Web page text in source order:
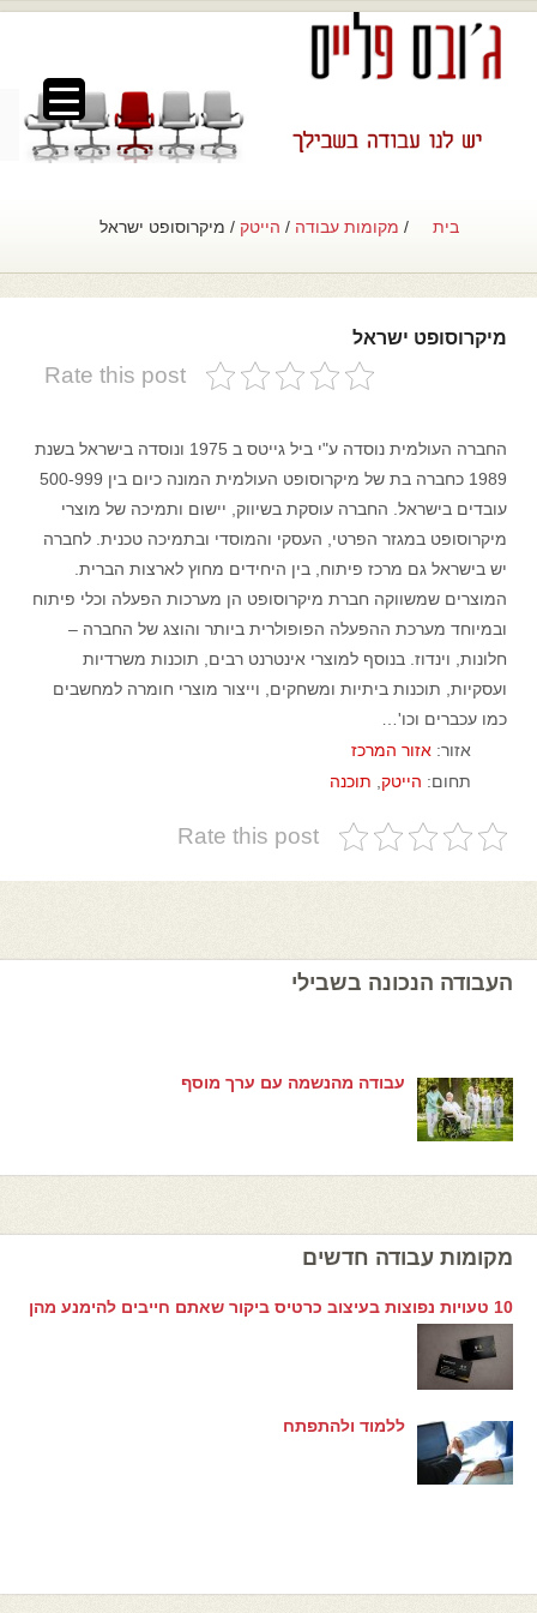
בית / מקומות עבודה / הייטק / מיקרוסופט ישראל
מיקרוסופט ישראל
Rate this post
החברה העולמית נוסדה ע"י ביל גייטס ב 1975 ונוסדה בישראל בשנת
1989 כחברה בת של מיקרוסופט העולמית המונה כיום בין 500-999
עובדים בישראל. החברה עוסקת בשיווק, יישום ותמיכה של מוצרי
מיקרוסופט במגזר הפרטי, העסקי והמוסדי ובתמיכה טכנית. לחברה
יש בישראל גם מרכז פיתוח, בין היחידים מחוץ לארצות הברית.
המוצרים שמשווקה חברת מיקרוסופט הן מערכות הפעלה וכלי פיתוח
ובמיוחד מערכת ההפעלה הפופולרית ביותר והוצג של החברה –
חלונות, וינדוז. בנוסף למוצרי אינטרנט רבים, תוכנות משרדיות
ועסקיות, תוכנות ביתיות ומשחקים, וייצור מוצרי חומרה למחשבים
כמו עכברים וכו'…
אזור: אזור המרכז
תחום: הייטק תוכנה
Rate this post
העבודה הנכונה בשבילי
עבודה מהנשמה עם ערך מוסף
מקומות עבודה חדשים
10 טעויות נפוצות בעיצוב כרטיס ביקור שאתם חייבים להימנע מהן
ללמוד ולהתפתח
▼
▼